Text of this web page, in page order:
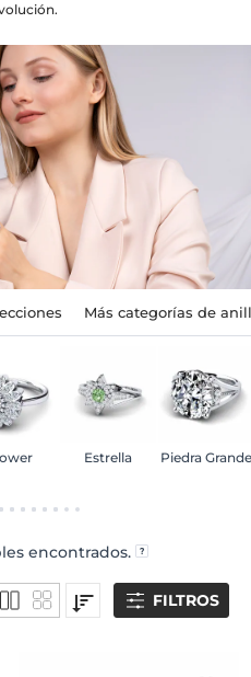
Más categorías de
Estrella Piedra Grande
encontrados.
FILTROS